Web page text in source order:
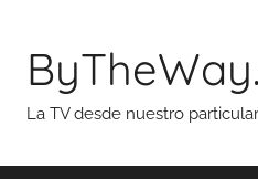
contenido
La TV desde nuestro